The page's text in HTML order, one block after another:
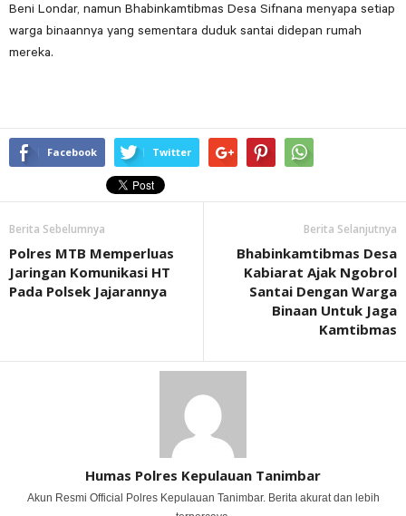
Beni Londar, namun Bhabinkamtibmas Desa Sifnana menyapa setiap
warga binaannya yang sementara duduk santai didepan rumah
mereka.
Facebook Twitter
Berita Sebelumnya
Polres MTB Memperluas
Jaringan Komunikasi HT
Pada Polsek Jajarannya
Berita Selanjutnya
Bhabinkamtibmas Desa
Kabiarat Ajak Ngobrol
Santai Dengan Warga
Binaan Untuk Jaga
Kamtibmas
Humas Polres Kepulauan Tanimbar
Akun Resmi Official Polres Kepulauan Tanimbar. Berita akurat dan lebih